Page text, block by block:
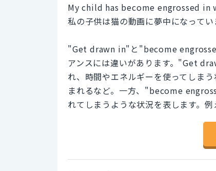
My child has become engrossed
私の子供は猫の動画に夢中になってい
"Get drawn in"と"become
アンスには違いがあります。"Get
れ、時間やエネルギーを使ってしま
まれるなど。一方、"become
れてしまうような状況を表します。